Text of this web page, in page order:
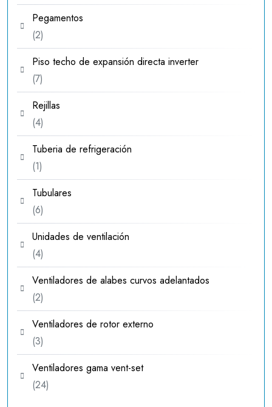
productos
Pegamentos
22
productos
Piso techo de expansión directa inverter
77
productos
Rejillas
44
productos
Tuberia de refrigeración
11
producto
Tubulares
66
productos
Unidades de ventilación
44
productos
Ventiladores de alabes curvos adelantados
22
productos
Ventiladores de rotor externo
33
productos
Ventiladores gama vent-set
2424